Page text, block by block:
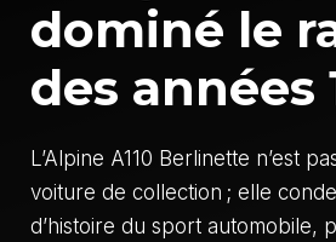
dominé le
des années
L’Alpine A110 Berlinette n’est
voiture de collection ; elle
d’histoire du sport automobile,